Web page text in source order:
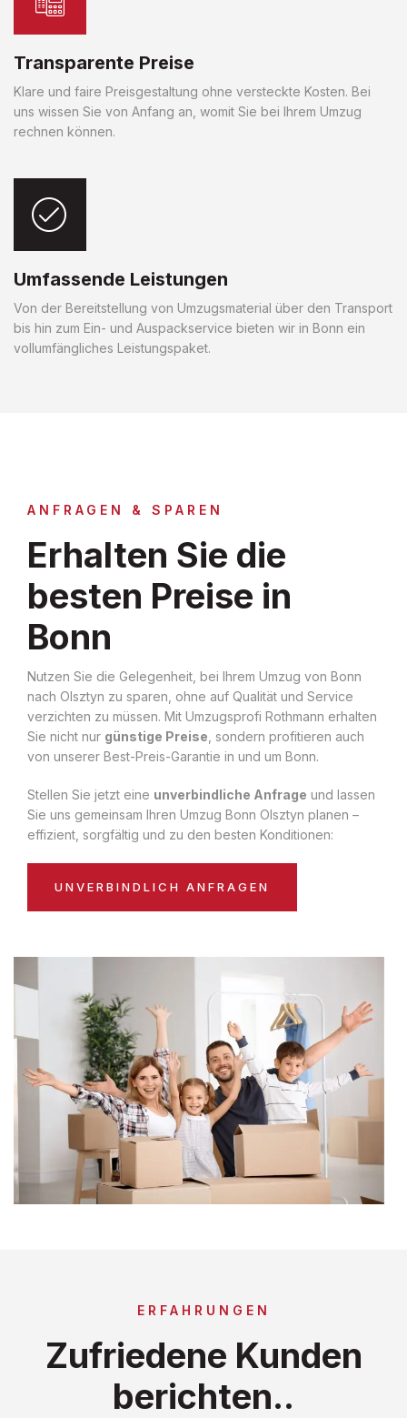
Transparente Preise
Klare und faire Preisgestaltung ohne versteckte Kosten. Bei
uns wissen Sie von Anfang an, womit Sie bei Ihrem Umzug
rechnen können.
Umfassende Leistungen
Von der Bereitstellung von Umzugsmaterial über den Transport
bis hin zum Ein- und Auspackservice bieten wir in Bonn ein
vollumfängliches Leistungspaket.
ANFRAGEN & SPAREN
Erhalten Sie die
besten Preise in
Bonn
Nutzen Sie die Gelegenheit, bei Ihrem Umzug von Bonn
nach Olsztyn zu sparen, ohne auf Qualität und Service
verzichten zu müssen. Mit Umzugsprofi Rothmann erhalten
Sie nicht nur günstige Preise , sondern profitieren auch
von unserer Best-Preis-Garantie in und um Bonn.
Stellen Sie jetzt eine unverbindliche Anfrage und lassen
Sie uns gemeinsam Ihren Umzug Bonn Olsztyn planen –
effizient, sorgfältig und zu den besten Konditionen:
UNVERBINDLICH ANFRAGEN
ERFAHRUNGEN
Zufriedene Kunden
berichten..